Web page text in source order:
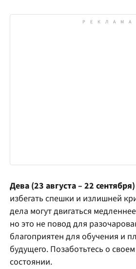
Дева (23 августа – 22 сентября)
избегать спешки и излишней
дела могут двигаться
но это не повод для
благоприятен для обучения и
будущего. Позаботьтесь о
состоянии.